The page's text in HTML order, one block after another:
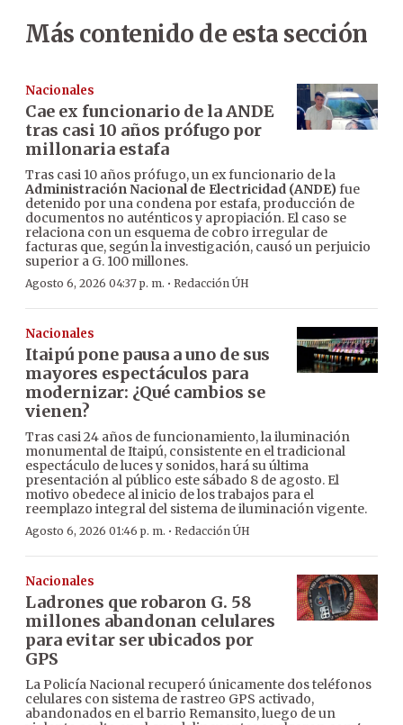
Más contenido de esta sección
Nacionales
Cae ex funcionario de la ANDE
tras casi 10 años prófugo por
millonaria estafa
Tras casi 10 años prófugo, un ex funcionario de la
Administración Nacional de Electricidad (ANDE)fue
detenido por una condena por estafa, producción de
documentos no auténticos y apropiación. El caso se
relaciona con un esquema de cobro irregular de
facturas que, según la investigación, causó un perjuicio
superior a G. 100 millones.
Agosto 6, 2026 04:37 p. m. · Redacción ÚH
Nacionales
Itaipú pone pausa a uno de sus
mayores espectáculos para
modernizar: ¿Qué cambios se
vienen?
Tras casi 24 años de funcionamiento, la iluminación
monumental de Itaipú, consistente en el tradicional
espectáculo de luces y sonidos, hará su última
presentación al público este sábado 8 de agosto. El
motivo obedece al inicio de los trabajos para el
reemplazo integral del sistema de iluminación vigente.
Agosto 6, 2026 01:46 p. m. · Redacción ÚH
Nacionales
Ladrones que robaron G. 58
millones abandonan celulares
para evitar ser ubicados por
GPS
La Policía Nacional recuperó únicamente dos teléfonos
celulares con sistema de rastreo GPS activado,
abandonados en el barrio Remansito, luego de un